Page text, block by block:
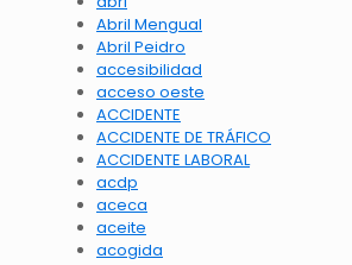
Abril Mengual
Abril Peidro
accesibilidad
acceso oeste
ACCIDENTE
ACCIDENTE DE TRÁFICO
ACCIDENTE LABORAL
acdp
aceca
aceite
acogida